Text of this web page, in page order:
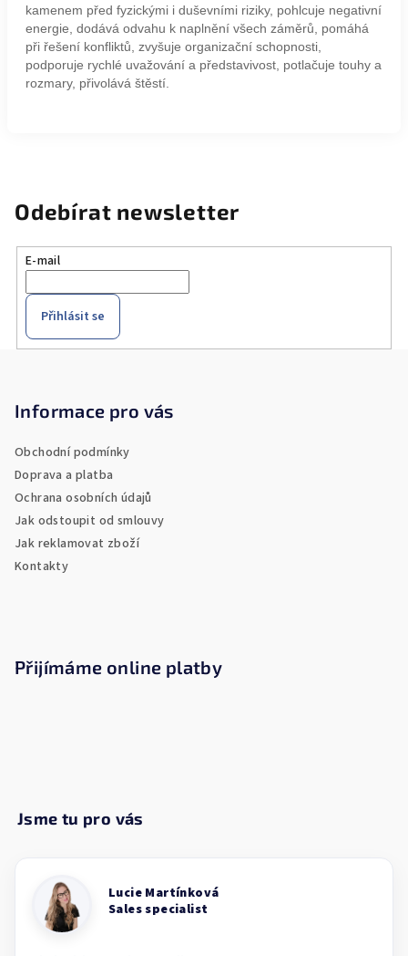
kamenem před fyzickými i duševními riziky, pohlcuje negativní
energie, dodává odvahu k naplnění všech záměrů, pomáhá
při řešení konfliktů, zvyšuje organizační schopnosti,
podporuje rychlé uvažování a představivost, potlačuje touhy a
rozmary, přivolává štěstí.
Odebírat newsletter
E-mail
Přihlásit se
Informace pro vás
Obchodní podmínky
Doprava a platba
Ochrana osobních údajů
Jak odstoupit od smlouvy
Jak reklamovat zboží
Kontakty
Přijímáme online platby